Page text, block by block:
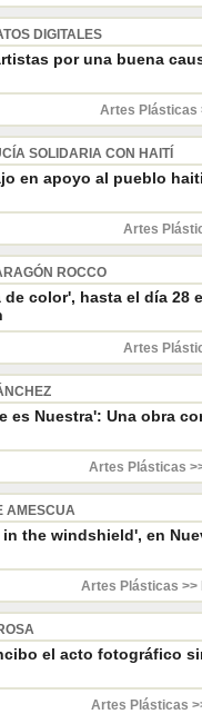
DIGITALES
por una buena
Artes Plásticas
SOLIDARIA CON HAITÍ
en apoyo al pueblo
Artes
ROCCO
de color', hasta el día 28
Artes
es Nuestra': Una obra
Artes Plásticas
AMESCUA
the windshield', en
Artes Plásticas >>
el acto fotográfico
Artes Plásticas